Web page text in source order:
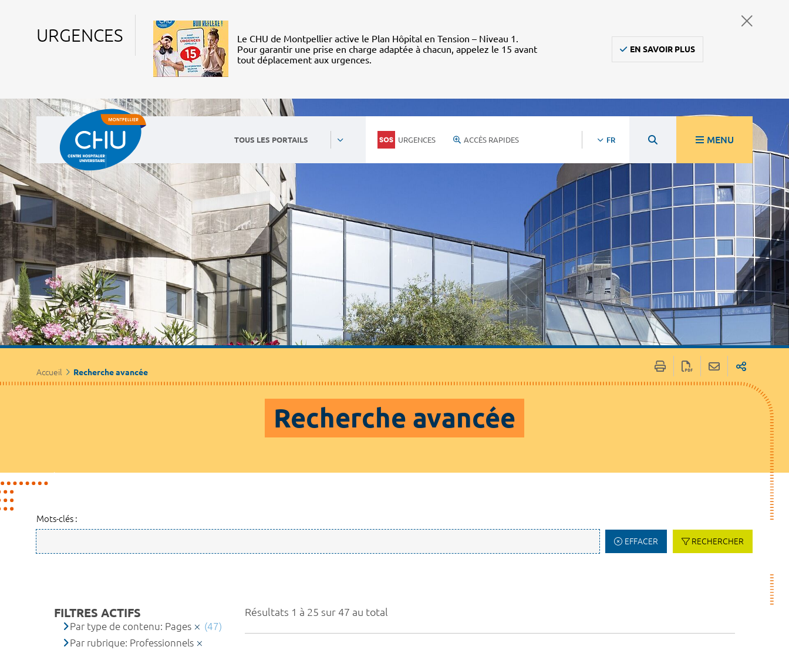
URGENCES
Le CHU de Montpellier active le Plan Hôpital en Tension – Niveau 1.
Pour garantir une prise en charge adaptée à chacun, appelez le 15 avant
tout déplacement aux urgences.
EN SAVOIR PLUS
TOUS LES PORTAILS URGENCES ACCÈS RAPIDES FR MENU
Accueil Recherche avancée
Recherche avancée
Mots-clés :
EFFACER RECHERCHER
Résultats 1 à 25 sur 47 au total
FILTRES ACTIFS
Par type de contenu: Pages
(47)
Par rubrique: Professionnels